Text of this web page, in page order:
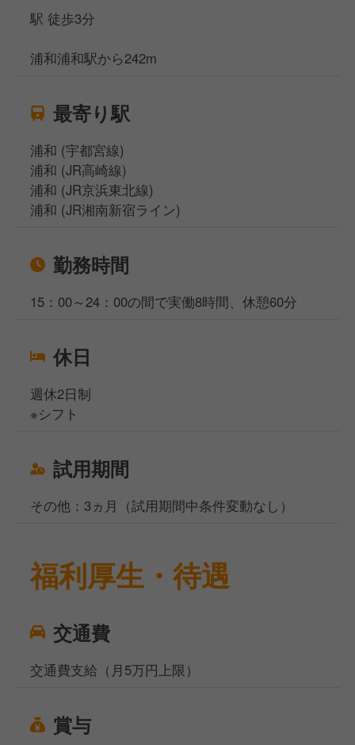
駅 徒歩3分
浦和浦和駅から242m
最寄り駅
浦和 (宇都宮線)
浦和 (JR高崎線)
浦和 (JR京浜東北線)
浦和 (JR湘南新宿ライン)
勤務時間
15：00～24：00の間で実働8時間、休憩60分
休日
週休2日制
※シフト
試用期間
その他：3ヵ月（試用期間中条件変動なし）
福利厚生・待遇
交通費
交通費支給（月5万円上限）
賞与